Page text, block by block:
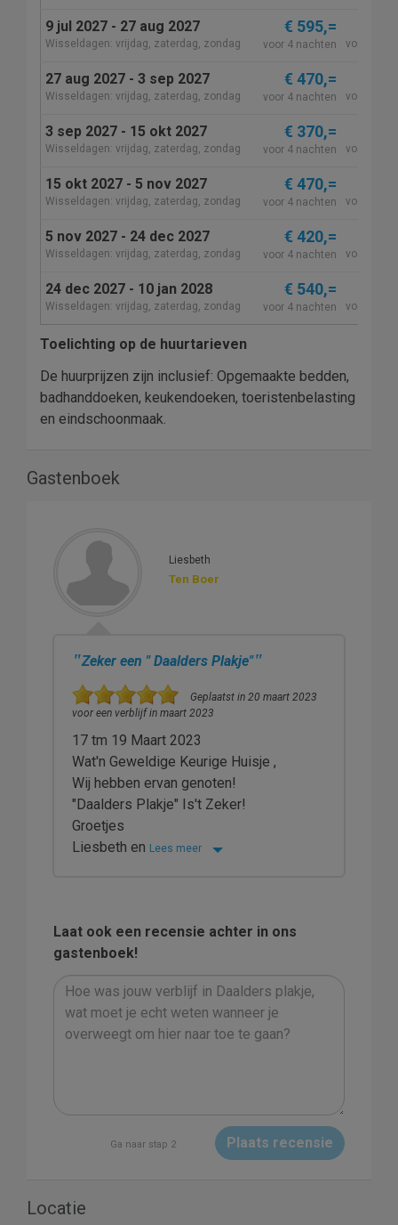
9 jul 2027 - 27 aug 2027
Wisseldagen: vrijdag, zaterdag, zondag
€ 595,=
voor 4 nachten voor 7
27 aug 2027 - 3 sep 2027
Wisseldagen: vrijdag, zaterdag, zondag
€ 470,=
voor 4 nachten voor 7
3 sep 2027 - 15 okt 2027
Wisseldagen: vrijdag, zaterdag, zondag
€ 370,=
voor 4 nachten voor 7
15 okt 2027 - 5 nov 2027
Wisseldagen: vrijdag, zaterdag, zondag
€ 470,=
voor 4 nachten voor 7
5 nov 2027 - 24 dec 2027
Wisseldagen: vrijdag, zaterdag, zondag
€ 420,=
voor 4 nachten voor 7
24 dec 2027 - 10 jan 2028
Wisseldagen: vrijdag, zaterdag, zondag
€ 540,=
voor 4 nachten voor 7
Toelichting op de huurtarieven
De huurprijzen zijn inclusief: Opgemaakte bedden,
badhanddoeken, keukendoeken, toeristenbelasting
en eindschoonmaak.
Gastenboek
Liesbeth
Ten Boer
"Zeker een " Daalders Plakje""
Geplaatst in 20 maart 2023
voor een verblijf in maart 2023
17 tm 19 Maart 2023
Wat'n Geweldige Keurige Huisje ,
Wij hebben ervan genoten!
"Daalders Plakje" Is't Zeker!
Groetjes
Liesbeth en Lees meer
Laat ook een recensie achter in ons
gastenboek!
Ga naar stap 2 Plaats recensie
Locatie